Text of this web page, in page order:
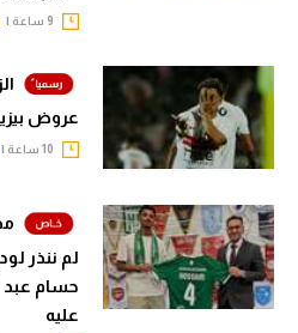
عروض
لم ننذر
حسام عبد
عليه